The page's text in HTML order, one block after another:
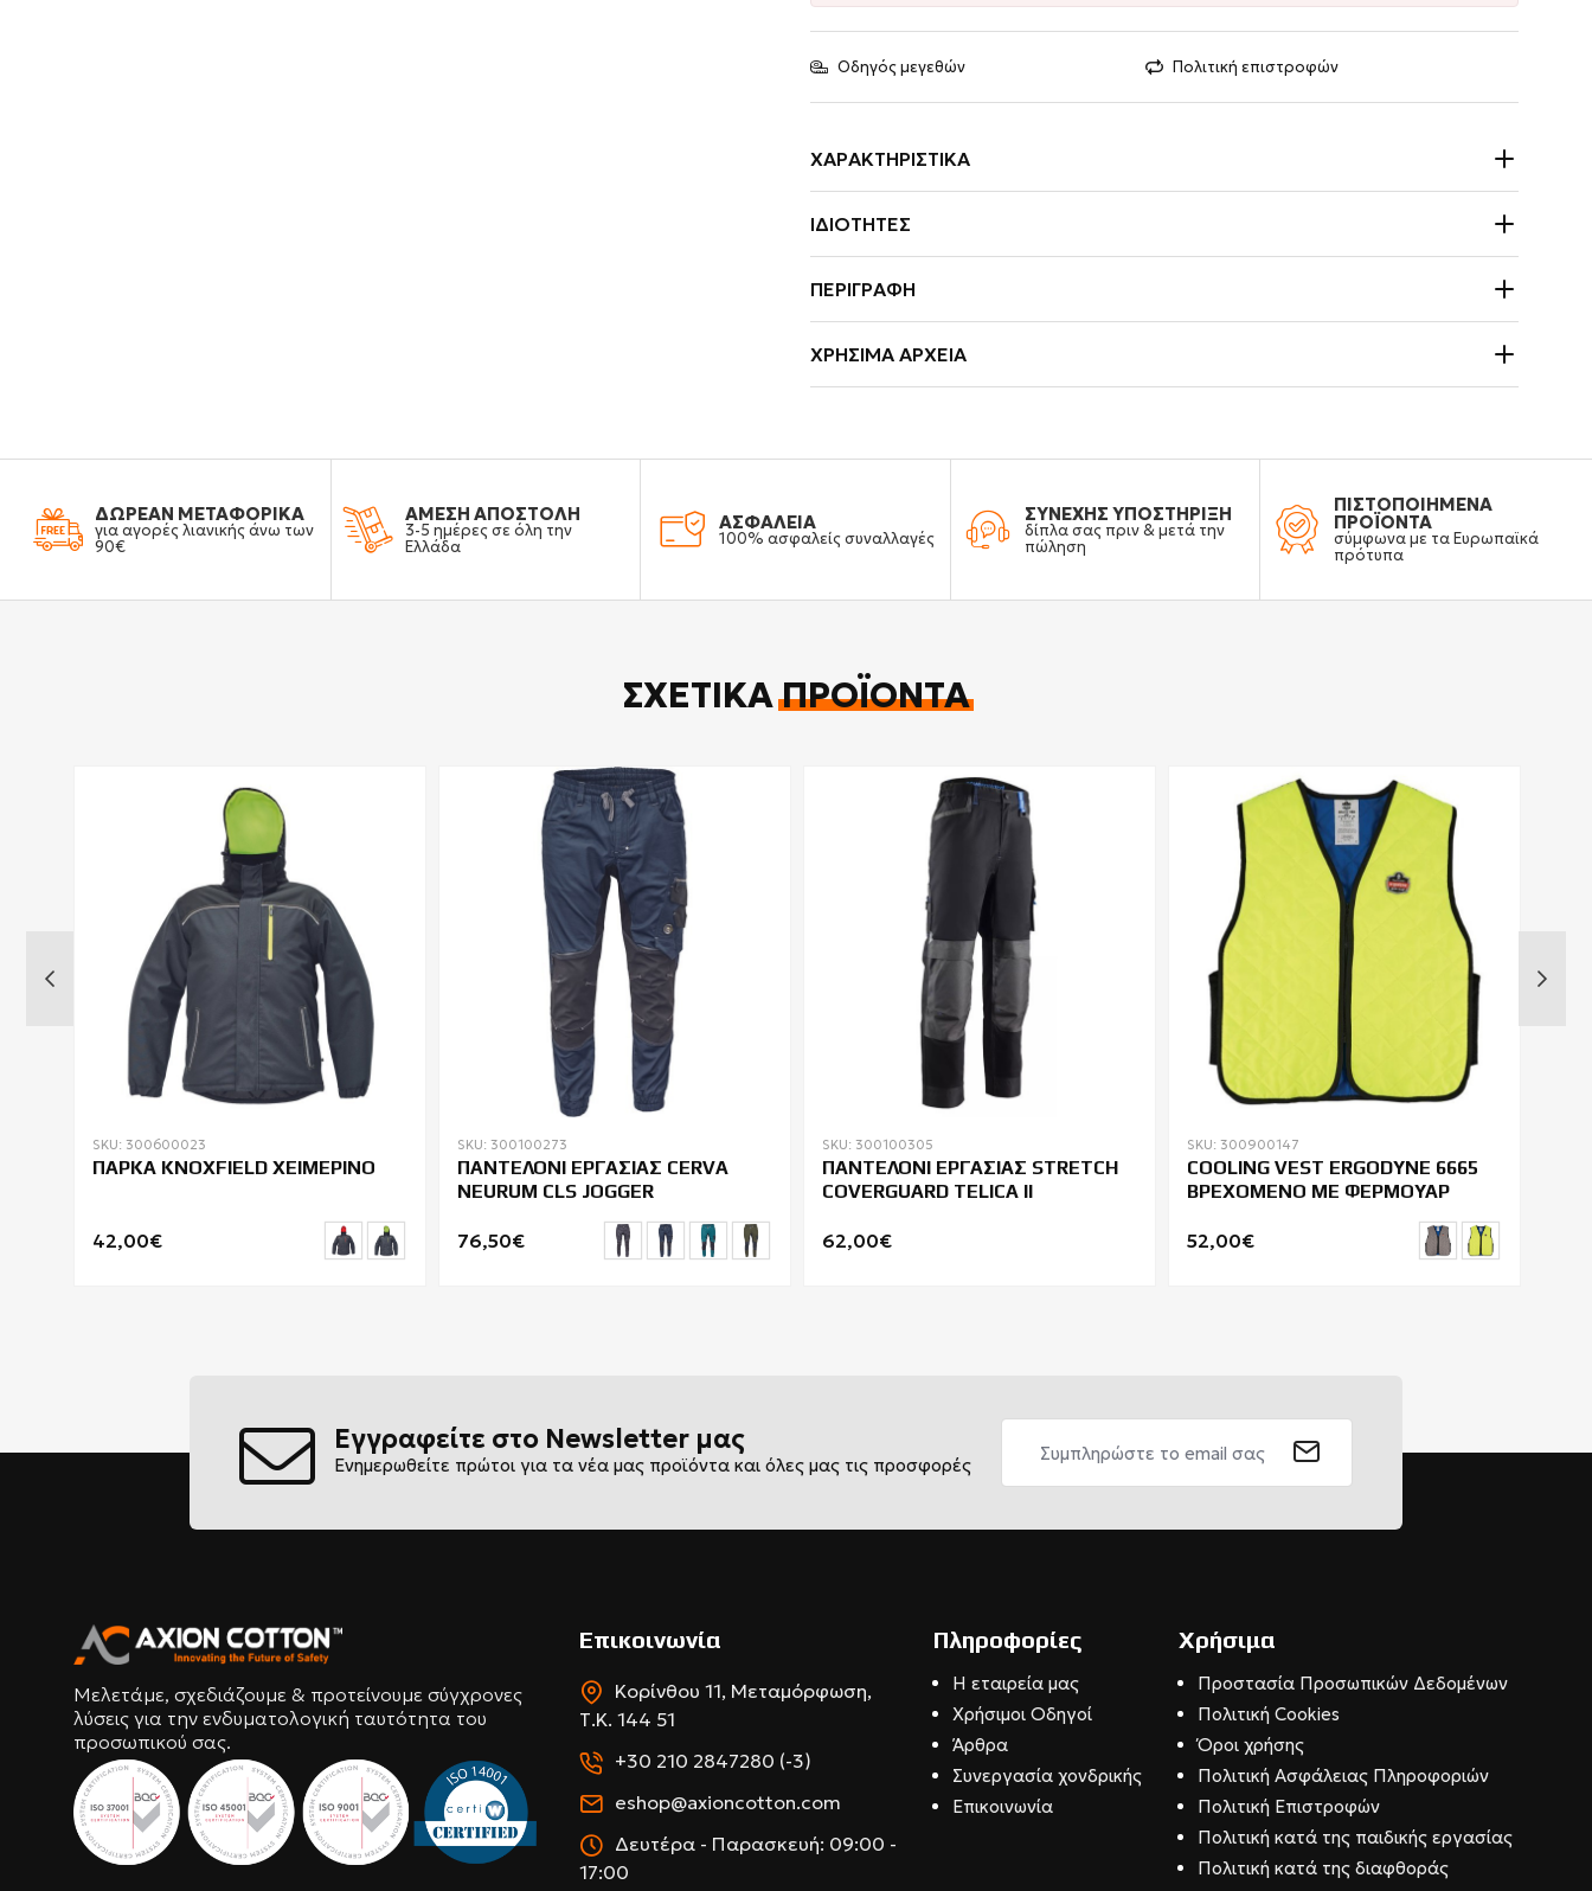
Οδηγός μεγεθών Πολιτική επιστροφών
ΧΑΡΑΚΤΗΡΙΣΤΙΚΆ
ΙΔΙΌΤΗΤΕΣ
ΠΕΡΙΓΡΑΦΉ
ΧΡΉΣΙΜΑ ΑΡΧΕΊΑ
ΔΩΡΕΑΝ ΜΕΤΑΦΟΡΙΚΑ
για αγορές λιανικής άνω των
90€
ΑΜΕΣΗ ΑΠΟΣΤΟΛΗ
3-5 ημέρες σε όλη την
Ελλάδα
ΑΣΦΑΛΕΙΑ
100% ασφαλείς συναλλαγές
ΣΥΝΕΧΗΣ ΥΠΟΣΤΗΡΙΞΗ
δίπλα σας πριν & μετά την
πώληση
ΠΙΣΤΟΠΟΙΗΜΕΝΑ
ΠΡΟΪΟΝΤΑ
σύμφωνα με τα Ευρωπαϊκά
πρότυπα
ΣΧΕΤΙΚΆΠΡΟΪΌΝΤΑ
SKU: 300600023
ΠΑΡΚΑ KNOXFIELD ΧΕΙΜΕΡΙΝΟ
42,00€
SKU: 300100273
ΠΑΝΤΕΛΟΝΙ ΕΡΓΑΣΙΑΣ CERVA
NEURUM CLS JOGGER
76,50€
SKU: 300100305
ΠΑΝΤΕΛΟΝΙ ΕΡΓΑΣΙΑΣ STRETCH
COVERGUARD TELICA II
62,00€
SKU: 300900147
COOLING VEST ΕRGODYNE 6665
ΒΡΕΧΟΜΕΝΟ ΜΕ ΦΕΡΜΟΥΑΡ
52,00€
Εγγραφείτε στο Newsletter μας
Ενημερωθείτε πρώτοι για τα νέα μας προϊόντα και όλες μας τις προσφορές
Μελετάμε, σχεδιάζουμε & προτείνουμε σύγχρονες
λύσεις για την ενδυματολογική ταυτότητα του
προσωπικού σας.
Επικοινωνία
Κορίνθου 11, Μεταμόρφωση,
Τ.Κ. 144 51
+30 210 2847280 (-3)
eshop@axioncotton.com
Δευτέρα - Παρασκευή: 09:00 -
17:00
Πληροφορίες
Η εταιρεία μας
Χρήσιμοι Οδηγοί
Άρθρα
Συνεργασία χονδρικής
Επικοινωνία
Χρήσιμα
Προστασία Προσωπικών Δεδομένων
Πολιτική Cookies
Όροι χρήσης
Πολιτική Ασφάλειας Πληροφοριών
Πολιτική Επιστροφών
Πολιτική κατά της παιδικής εργασίας
Πολιτική κατά της διαφθοράς